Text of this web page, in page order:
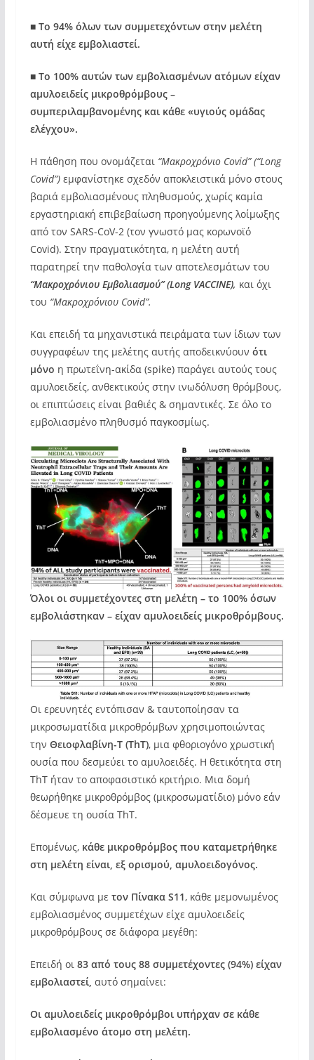
■Το 94% όλων των συμμετεχόντων στην μελέτη
αυτή είχε εμβολιαστεί.
■ Το 100% αυτών των εμβολιασμένων ατόμων είχαν
αμυλοειδείς μικροθρόμβους –
συμπεριλαμβανομένης και κάθε «υγιούς ομάδας
ελέγχου».
Η πάθηση που ονομάζεται “Μακροχρόνιο Covid” (“Long
Covid”)εμφανίστηκε σχεδόν αποκλειστικά μόνο στους
βαριά εμβολιασμένους πληθυσμούς, χωρίς καμία
εργαστηριακή επιβεβαίωση προηγούμενης λοίμωξης
από τον SARS-CoV-2 (τον γνωστό μας κορωνοϊό
Covid). Στην πραγματικότητα, η μελέτη αυτή
παρατηρεί την παθολογία των αποτελεσμάτων του
“Μακροχρόνιου Εμβολιασμού” (Long VACCINE), και όχι
του “Μακροχρόνιου Covid”.
Και επειδή τα μηχανιστικά πειράματα των ίδιων των
συγγραφέων της μελέτης αυτής αποδεικνύουν ότι
μόνο η πρωτεΐνη-ακίδα (spike) παράγει αυτούς τους
αμυλοειδείς, ανθεκτικούς στην ινωδόλυση θρόμβους,
οι επιπτώσεις είναι βαθιές & σημαντικές. Σε όλο το
εμβολιασμένο πληθυσμό παγκοσμίως.
Όλοι οι συμμετέχοντες στη μελέτη – το 100% όσων
εμβολιάστηκαν – είχαν αμυλοειδείς μικροθρόμβους.
Οι ερευνητές εντόπισαν & ταυτοποίησαν τα
μικροσωματίδια μικροθρόμβων χρησιμοποιώντας
την Θειοφλαβίνη-Τ (ThT), μια φθοριογόνο χρωστική
ουσία που δεσμεύει το αμυλοειδές. Η θετικότητα στη
ThT ήταν το αποφασιστικό κριτήριο. Μια δομή
θεωρήθηκε μικροθρόμβος (μικροσωματίδιο) μόνο εάν
δέσμευε τη ουσία ThT.
Επομένως, κάθε μικροθρόμβος που καταμετρήθηκε
στη μελέτη είναι, εξ ορισμού, αμυλοειδογόνος.
Και σύμφωνα με τον Πίνακα S11, κάθε μεμονωμένος
εμβολιασμένος συμμετέχων είχε αμυλοειδείς
μικροθρόμβους σε διάφορα μεγέθη:
Επειδή οι 83 από τους 88 συμμετέχοντες (94%) είχαν
εμβολιαστεί, αυτό σημαίνει:
Οι αμυλοειδείς μικροθρόμβοι υπήρχαν σε κάθε
εμβολιασμένο άτομο στη μελέτη.